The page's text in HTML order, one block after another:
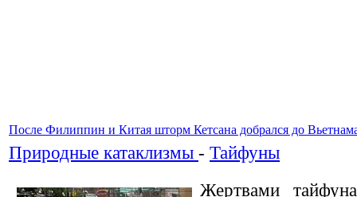
После Филиппин и Китая шторм Кетсана добрался до
Природные катаклизмы - Тайфуны
Жертвами